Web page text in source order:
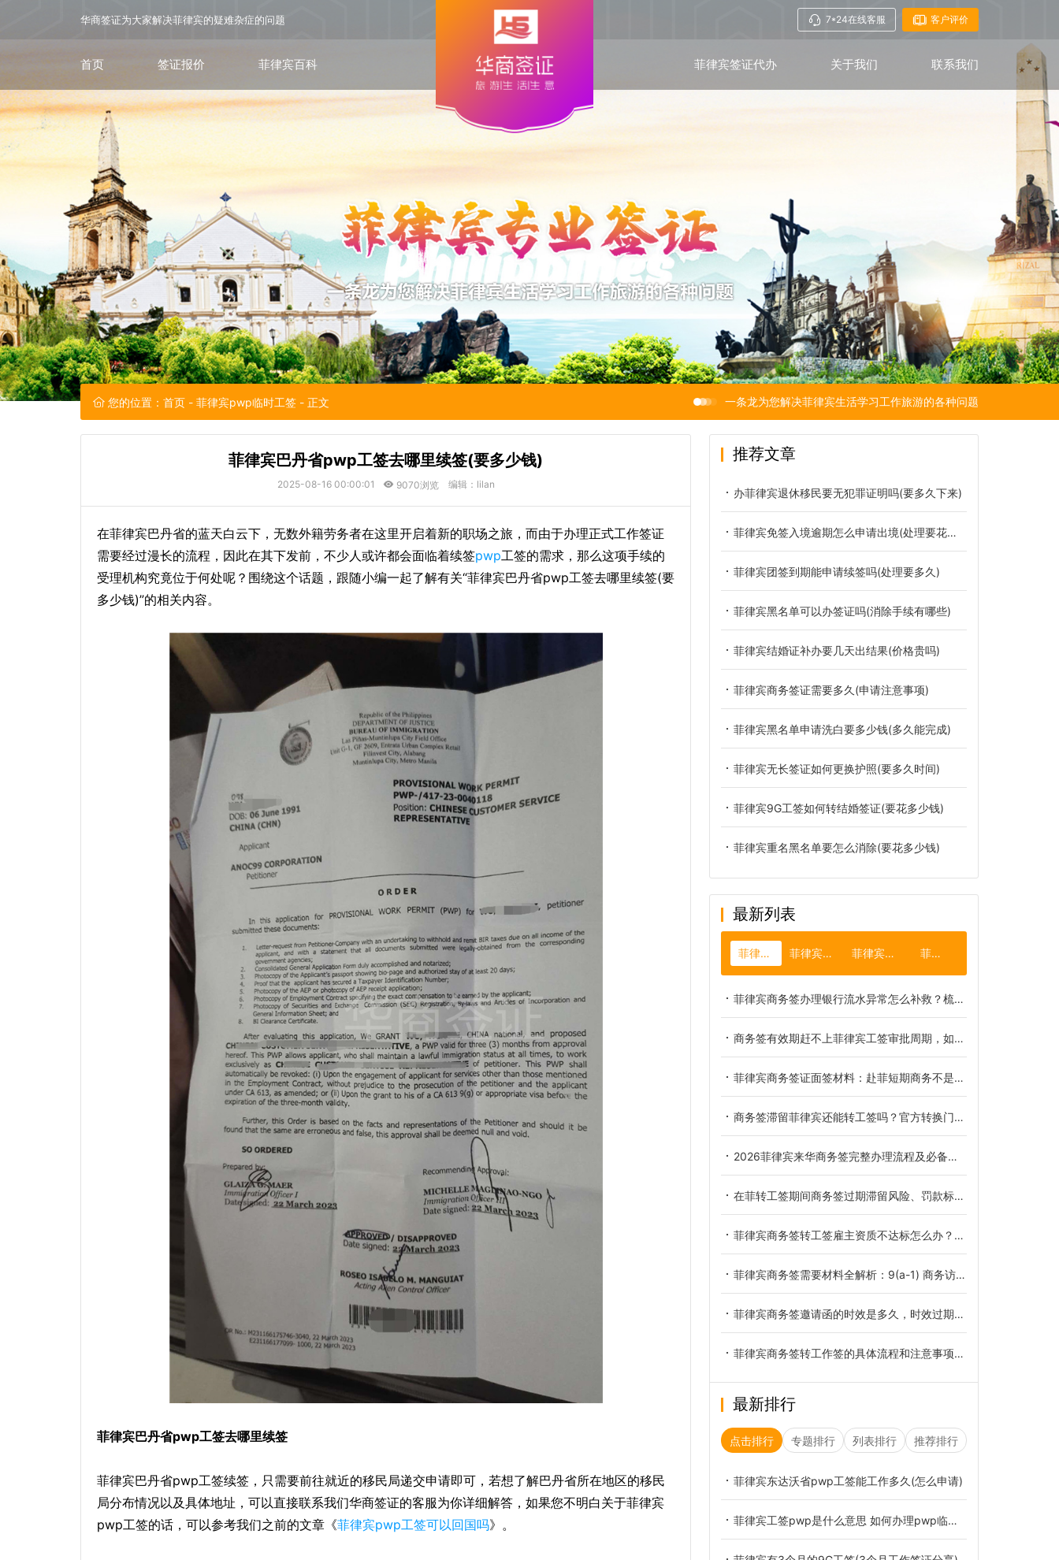
华商签证为大家解决菲律宾的疑难杂症的问题 7*24在线客服 客户评价
首页 签证报价 菲律宾百科 菲律宾签证代办 关于我们 联系我们
您的位置： 首页 - 菲律宾pwp临时工签 - 正文 一条龙为您解决菲律宾生活学习工作旅游的各种问题
菲律宾巴丹省pwp工签去哪里续签(要多少钱)
2025-08-16 00:00:01 9070浏览 编辑：lilan
在菲律宾巴丹省的蓝天白云下，无数外籍劳务者在这里开启着新的职场之旅，而由于办理正式工作签证
需要经过漫长的流程，因此在其下发前，不少人或许都会面临着续签pwp工签的需求，那么这项手续的
受理机构究竟位于何处呢？围绕这个话题，跟随小编一起了解有关“菲律宾巴丹省pwp工签去哪里续签(要
多少钱)”的相关内容。
菲律宾巴丹省pwp工签去哪里续签
菲律宾巴丹省pwp工签续签，只需要前往就近的移民局递交申请即可，若想了解巴丹省所在地区的移民
局分布情况以及具体地址，可以直接联系我们华商签证的客服为你详细解答，如果您不明白关于菲律宾
pwp工签的话，可以参考我们之前的文章《菲律宾pwp工签可以回国吗》。
推荐文章
办菲律宾退休移民要无犯罪证明吗(要多久下来)
菲律宾免签入境逾期怎么申请出境(处理要花多少钱)
菲律宾团签到期能申请续签吗(处理要多久)
菲律宾黑名单可以办签证吗(消除手续有哪些)
菲律宾结婚证补办要几天出结果(价格贵吗)
菲律宾商务签证需要多久(申请注意事项)
菲律宾黑名单申请洗白要多少钱(多久能完成)
菲律宾无长签证如何更换护照(要多久时间)
菲律宾9G工签如何转结婚签证(要花多少钱)
菲律宾重名黑名单要怎么消除(要花多少钱)
最新列表
菲律宾商务签 菲律宾补办旅行证 菲律宾入华探亲签证 菲律宾台风
菲律宾商务签办理银行流水异常怎么补救？梳理流水异常具体类型
商务签有效期赶不上菲律宾工签审批周期，如何提前规避逾期滞留
菲律宾商务签证面签材料：赴菲短期商务不是旅游签那一套
商务签滞留菲律宾还能转工签吗？官方转换门槛与自查方法详解
2026菲律宾来华商务签完整办理流程及必备材料详解
在菲转工签期间商务签过期滞留风险、罚款标准与补救办法
菲律宾商务签转工签雇主资质不达标怎么办？拒签原因与合规解决办法
菲律宾商务签需要材料全解析：9(a-1) 商务访客签核心清单与避坑指南
菲律宾商务签邀请函的时效是多久，时效过期怎么解决
菲律宾商务签转工作签的具体流程和注意事项有哪些
最新排行
点击排行 专题排行 列表排行 推荐排行
菲律宾东达沃省pwp工签能工作多久(怎么申请)
菲律宾工签pwp是什么意思 如何办理pwp临时工签